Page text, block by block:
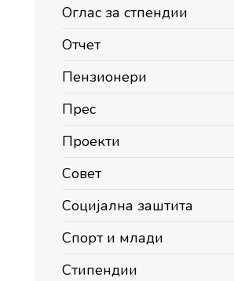
Оглас за стпендии
Отчет
Пензионери
Прес
Проекти
Совет
Социјална заштита
Спорт и млади
Стипендии